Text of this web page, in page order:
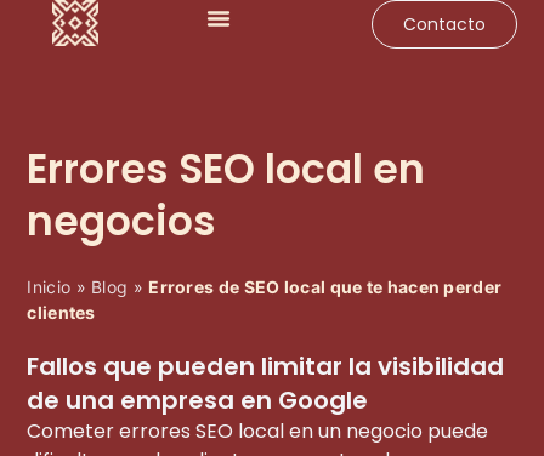
Contacto
Errores SEO local en
negocios
Inicio » Blog » Errores de SEO local que te hacen perder
clientes
Fallos que pueden limitar la visibilidad
de una empresa en Google
Cometer errores SEO local en un negocio puede